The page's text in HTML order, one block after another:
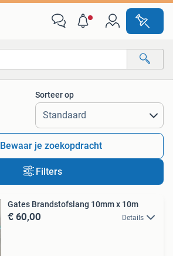
Alle afstanden…
Sorteer op
Bewaar je zoekopdracht
Filters
Gates Brandstofslang 10mm x 10m
€ 60,00 Details